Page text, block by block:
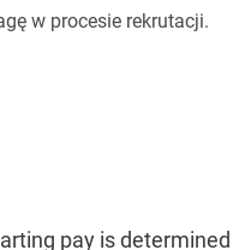
w procesie rekrutacji.
pay is determined